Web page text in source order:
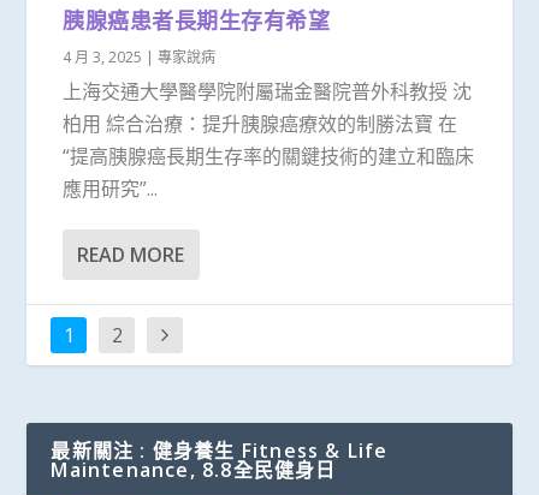
胰腺癌患者長期生存有希望
4 月 3, 2025 |專家說病
上海交通大學醫學院附屬瑞金醫院普外科教授 沈
柏用 綜合治療：提升胰腺癌療效的制勝法寶 在
“提高胰腺癌長期生存率的關鍵技術的建立和臨床
應用研究”...
READ MORE
1 2
最新關注 : 健身養生 Fitness & Life
Maintenance, 8.8全民健身日